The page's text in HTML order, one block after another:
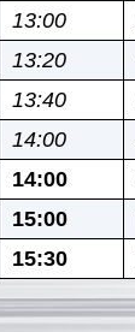
13:00
13:20
13:40
14:00
14:00
15:00
15:30